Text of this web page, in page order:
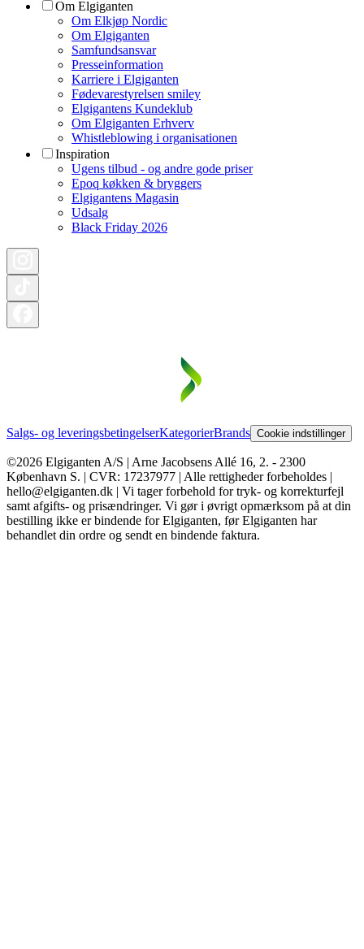
Om Elgiganten
Om Elkjøp Nordic
Om Elgiganten
Samfundsansvar
Presseinformation
Karriere i Elgiganten
Fødevarestyrelsen smiley
Elgigantens Kundeklub
Om Elgiganten Erhverv
Whistleblowing i organisationen
Inspiration
Ugens tilbud - og andre gode priser
Epoq køkken & bryggers
Elgigantens Magasin
Udsalg
Black Friday 2026
Salgs- og leveringsbetingelserKategorierBrands Cookie indstillinger
©2026 Elgiganten A/S | Arne Jacobsens Allé 16, 2. - 2300
København S. | CVR: 17237977 | Alle rettigheder forbeholdes |
hello@elgiganten.dk | Vi tager forbehold for tryk- og korrekturfejl
samt afgifts- og prisændringer. Vi gør i øvrigt opmærksom på at din
bestilling ikke er bindende for Elgiganten, før Elgiganten har
behandlet din ordre og sendt en bindende faktura.